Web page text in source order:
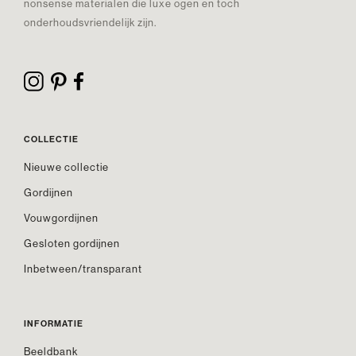
nonsense materialen die luxe ogen en toch
onderhoudsvriendelijk zijn.
COLLECTIE
Nieuwe collectie
Gordijnen
Vouwgordijnen
Gesloten gordijnen
Inbetween/transparant
INFORMATIE
Beeldbank